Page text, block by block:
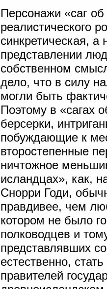
Персонажи «саг
реалистического
синкретическая,
представлении
собственном
дело, что в силу
могли быть
Поэтому в «сагах
берсерки,
побуждающие к
второстепенные
ничтожное
исландцах», как,
Снорри Годи,
правдивее, чем
котором не было
полководцев и
представлявших
естественно,
правителей